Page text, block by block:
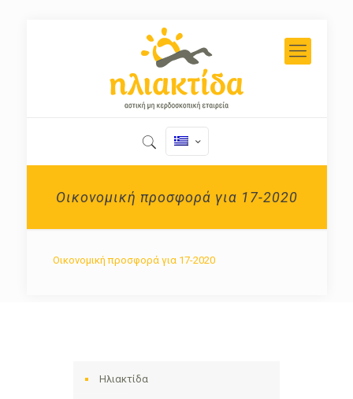
Οικονομική προσφορά για 17-2020
Οικονομική προσφορά για 17-2020
Ηλιακτίδα